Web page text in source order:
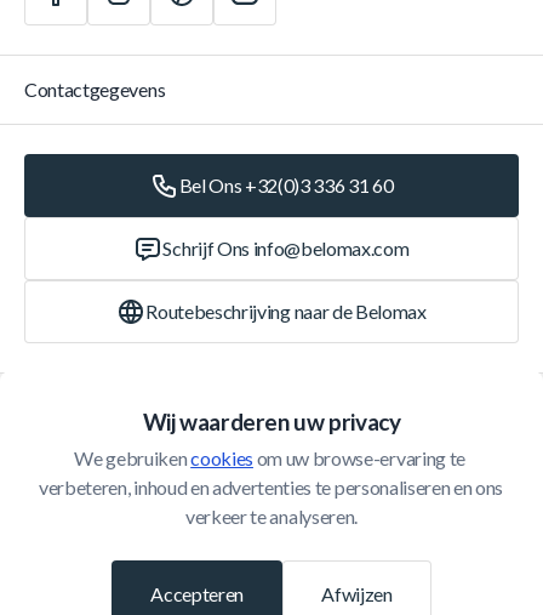
Wij waarderen uw privacy
We gebruiken cookies om uw browse-ervaring te
verbeteren, inhoud en advertenties te personaliseren en ons
verkeer te analyseren.
Afwijzen
Accepteren
Klantenservice
Contactgegevens
Bel Ons +32(0)3 336 31 60
Schrijf Ons info@belomax.com
Routebeschrijving naar de Belomax